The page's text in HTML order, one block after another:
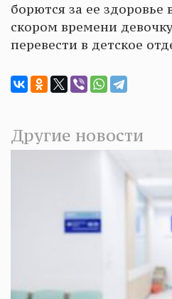
борются за ее здоровье
скором времени
перевести в детское
Другие новости